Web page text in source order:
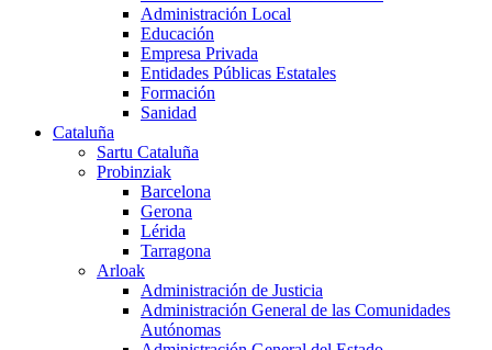
Administración Local
Educación
Empresa Privada
Entidades Públicas Estatales
Formación
Sanidad
Cataluña
Sartu Cataluña
Probinziak
Barcelona
Gerona
Lérida
Tarragona
Arloak
Administración de Justicia
Administración General de las Comunidades
Autónomas